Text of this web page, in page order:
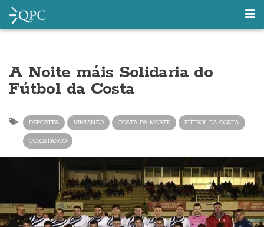
A Noite máis Solidaria do
Fútbol da Costa
DEPORTES VIMIANZO COSTA DA MORTE FÚTBOL DA COSTA
CORISTANCO